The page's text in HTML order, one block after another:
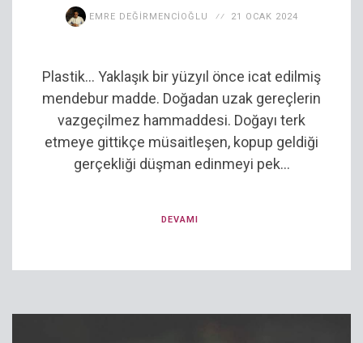
EMRE DEĞIRMENCIOĞLU 21 OCAK 2024
Plastik… Yaklaşık bir yüzyıl önce icat edilmiş
mendebur madde. Doğadan uzak gereçlerin
vazgeçilmez hammaddesi. Doğayı terk
etmeye gittikçe müsaitleşen, kopup geldiği
gerçekliği düşman edinmeyi pek...
DEVAMI